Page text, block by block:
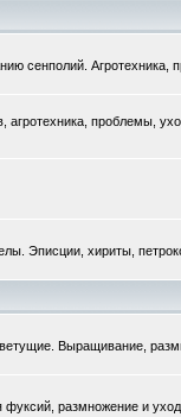
сенполий. Агротехника,
агротехника, проблемы,
Эписции, хириты,
Выращивание,
размножение и